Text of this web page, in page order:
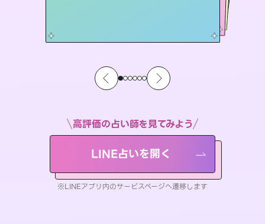
高評価の占い師を見てみよう
LINE占いを開く
※LINEアプリ内のサービスページへ遷移します